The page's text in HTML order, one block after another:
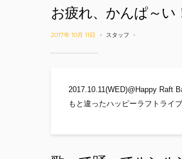
お疲れ、かんぱ～い
2017年 10月 11日 スタッフ
2017.10.11(WED)@Happy Raft
もと違ったハッピーラフトライ